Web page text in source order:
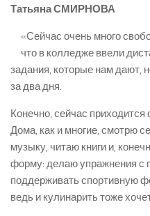
Татьяна СМИРНОВА
«Сейчас очень много
что в колледже ввели
задания, которые нам дают,
за два дня.
Конечно, сейчас приходится
Дома, как и многие, смотрю
музыку, читаю книги и,
форму: делаю упражнения с
поддерживать спортивную
ведь и кулинарить тоже